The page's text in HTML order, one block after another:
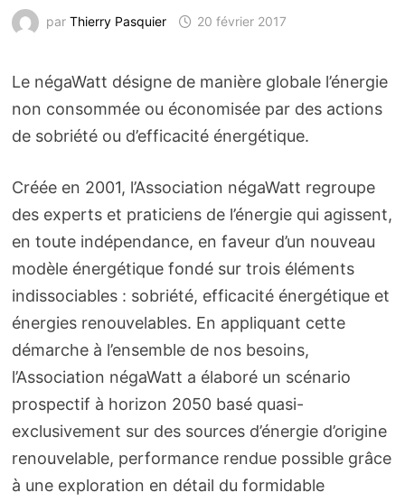
par Thierry Pasquier 20 février 2017
Le négaWatt désigne de manière globale l’énergie
non consommée ou économisée par des actions
de sobriété ou d’efficacité énergétique.
Créée en 2001, l’Association négaWatt regroupe
des experts et praticiens de l’énergie qui agissent,
en toute indépendance, en faveur d’un nouveau
modèle énergétique fondé sur trois éléments
indissociables : sobriété, efficacité énergétique et
énergies renouvelables. En appliquant cette
démarche à l’ensemble de nos besoins,
l’Association négaWatt a élaboré un scénario
prospectif à horizon 2050 basé quasi-
exclusivement sur des sources d’énergie d’origine
renouvelable, performance rendue possible grâce
à une exploration en détail du formidable